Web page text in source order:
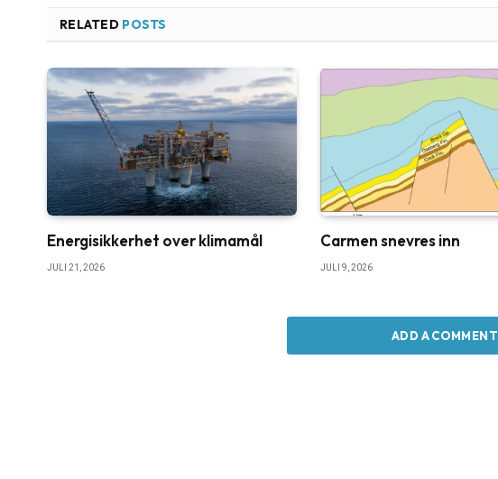
RELATED POSTS
Energisikkerhet over klimamål
JULI 21, 2026
Carmen snevres inn
JULI 9, 2026
ADD A COMMENT